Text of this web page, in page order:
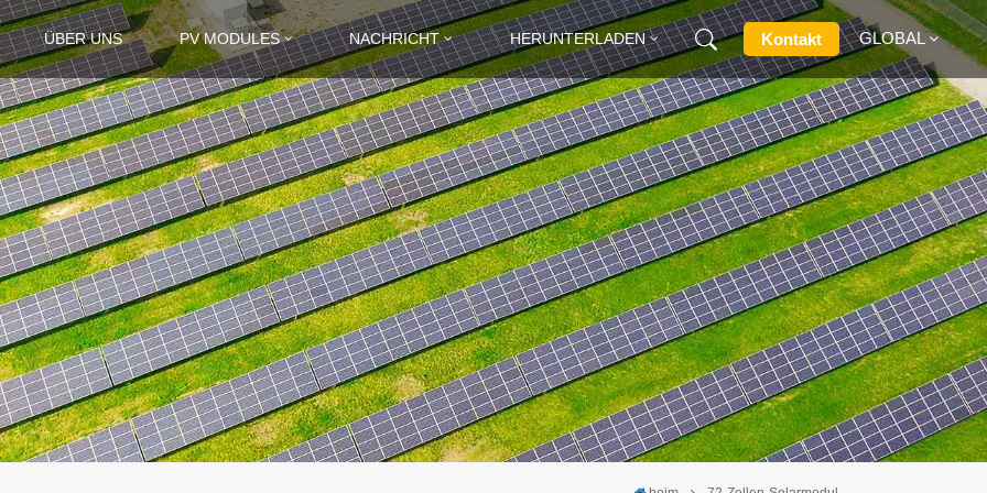
ÜBER UNS PV MODULES NACHRICHT HERUNTERLADEN Kontakt GLOBAL
English
Français
Deutsch
Русский
Italiano
Español